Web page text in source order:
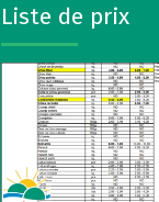
Liste de prix